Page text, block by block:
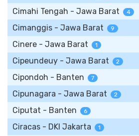
Cimahi Tengah - Jawa Barat 4
Cimanggis - Jawa Barat 9
Cinere - Jawa Barat 1
Cipeundeuy - Jawa Barat 2
Cipondoh - Banten 7
Cipunagara - Jawa Barat 2
Ciputat - Banten 6
Ciracas - DKI Jakarta 1